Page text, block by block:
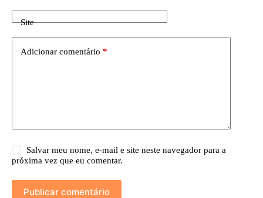
Site
Adicionar comentário *
Salvar meu nome, e-mail e site neste navegador para a
próxima vez que eu comentar.
Publicar comentário